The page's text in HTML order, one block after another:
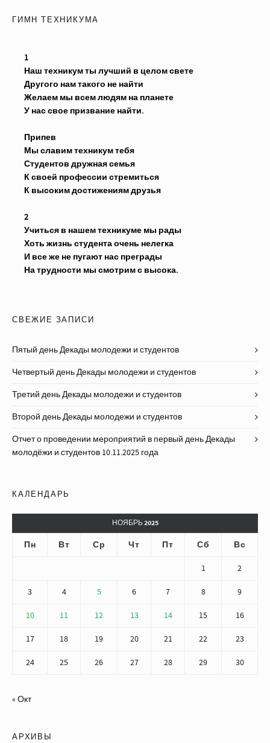
ГИМН ТЕХНИКУМА
1
Наш техникум ты лучший в целом свете
Другого нам такого не найти
Желаем мы всем людям на планете
У нас свое призвание найти.
Припев
Мы славим техникум тебя
Студентов дружная семья
К своей профессии стремиться
К высоким достижениям друзья
2
Учиться в нашем техникуме мы рады
Хоть жизнь студента очень нелегка
И все же не пугают нас преграды
На трудности мы смотрим с высока.
СВЕЖИЕ ЗАПИСИ
Пятый день Декады молодежи и студентов
Четвертый день Декады молодежи и студентов
Третий день Декады молодежи и студентов
Второй день Декады молодежи и студентов
Отчет о проведении мероприятий в первый день Декады
молодёжи и студентов 10.11.2025 года
КАЛЕНДАРЬ
НОЯБРЬ 2025
Пн Вт Ср Чт Пт Сб Вс
1 2
3 4 5 6 7 8 9
10 11 12 13 14 15 16
17 18 19 20 21 22 23
24 25 26 27 28 29 30
« Окт
АРХИВЫ